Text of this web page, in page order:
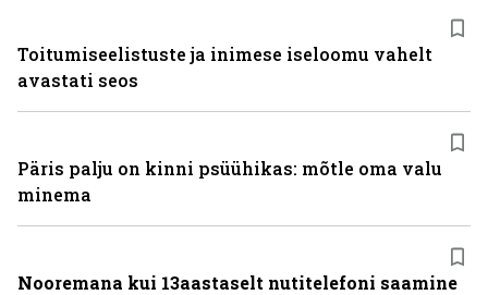
Toitumiseelistuste ja inimese iseloomu vahelt
avastati seos
Päris palju on kinni psüühikas: mõtle oma valu
minema
Nooremana kui 13aastaselt nutitelefoni saamine